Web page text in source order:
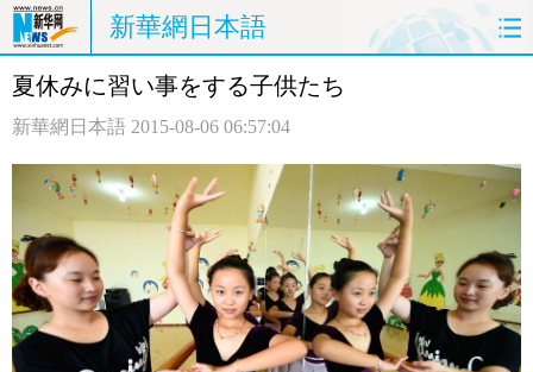
新華網日本語
ホームページ 政治
観光 評論 写真
中日対訳
夏休みに習い事をする子供たち
新華網日本語 2015-08-06 06:57:04